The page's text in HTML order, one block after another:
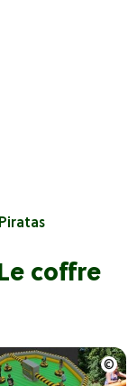
coffre